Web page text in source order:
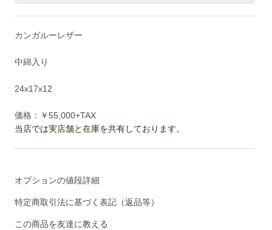
カンガルーレザー
中綿入り
24x17x12
価格：￥55,000+TAX
当店では実店舗と在庫を共有しております。
オプションの値段詳細
特定商取引法に基づく表記（返品等）
この商品を友達に教える